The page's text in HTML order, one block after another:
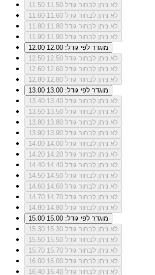
11.50
לא ניתן לבחור גודל 11.50
11.60
לא ניתן לבחור גודל 11.60
11.80
לא ניתן לבחור גודל 11.80
11.90
לא ניתן לבחור גודל 11.90
12.00
מוגדר לפי גודל: 12.00
12.50
לא ניתן לבחור גודל 12.50
12.60
לא ניתן לבחור גודל 12.60
12.80
לא ניתן לבחור גודל 12.80
13.00
מוגדר לפי גודל: 13.00
13.40
לא ניתן לבחור גודל 13.40
13.50
לא ניתן לבחור גודל 13.50
13.80
לא ניתן לבחור גודל 13.80
13.90
לא ניתן לבחור גודל 13.90
14.00
לא ניתן לבחור גודל 14.00
14.20
לא ניתן לבחור גודל 14.20
14.40
לא ניתן לבחור גודל 14.40
14.50
לא ניתן לבחור גודל 14.50
14.60
לא ניתן לבחור גודל 14.60
14.70
לא ניתן לבחור גודל 14.70
14.80
לא ניתן לבחור גודל 14.80
15.00
מוגדר לפי גודל: 15.00
15.30
לא ניתן לבחור גודל 15.30
15.50
לא ניתן לבחור גודל 15.50
15.70
לא ניתן לבחור גודל 15.70
16.00
לא ניתן לבחור גודל 16.00
16.40
לא ניתן לבחור גודל 16.40